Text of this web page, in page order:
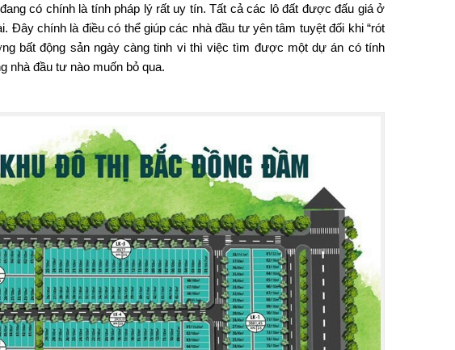
đang có chính là tính pháp lý rất uy tín. Tất cả các lô đất được đấu giá ở
Đây chính là điều có thể giúp các nhà đầu tư yên tâm tuyệt đối khi “rót
bất động sản ngày càng tinh vi thì việc tìm được một dự án có tính
nhà đầu tư nào muốn bỏ qua.